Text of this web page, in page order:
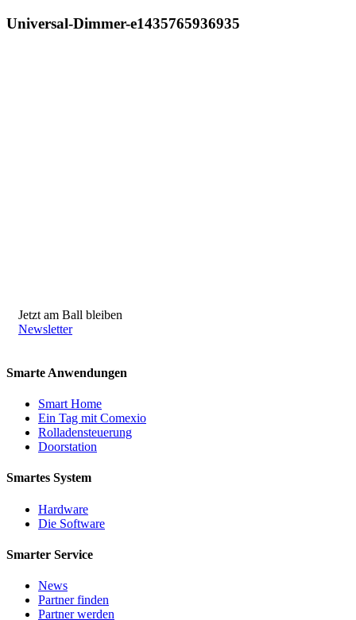
Universal-Dimmer-e1435765936935
Jetzt am Ball bleiben
Newsletter
Smarte Anwendungen
Smart Home
Ein Tag mit Comexio
Rolladensteuerung
Doorstation
Smartes System
Hardware
Die Software
Smarter Service
News
Partner finden
Partner werden